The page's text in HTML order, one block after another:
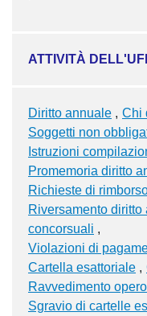
ATTIVITÀ
Diritto annuale Chi
Soggetti non
Istruzioni
Promemoria diritto
Richieste di
Riversamento
concorsuali
Violazioni di
Cartella esattoriale
Ravvedimento
Sgravio di cartelle